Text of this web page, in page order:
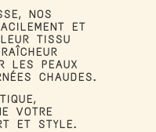
NOS
ET
TISSU
LES PEAUX
CHAUDES.
VOTRE
ET STYLE.